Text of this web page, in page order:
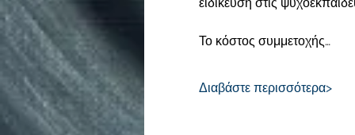
Το κόστος συμμετοχής…
Διαβάστε περισσότερα>